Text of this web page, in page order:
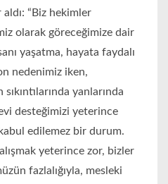
“Biz hekimler
olarak göreceğimize dair
yaşatma, hayata faydalı
nedenimiz iken,
yanlarında
desteğimizi yeterince
edilemez bir durum.
yeterince zor, bizler
fazlalığıyla, mesleki